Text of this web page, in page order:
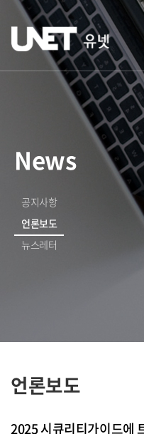
News
공지사항
언론보도
뉴스레터
언론보도